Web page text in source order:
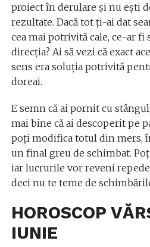
proiect în derulare şi nu eşti
rezultate. Dacă tot ţi-ai dat
cea mai potrivită cale, ce-ar fi
direcţia? Ai să vezi că exact
sens era soluţia potrivită
doreai.
E semn că ai pornit cu
mai bine că ai descoperit pe
poţi modifica totul din mers,
un final greu de schimbat.
iar lucrurile vor reveni
deci nu te teme de
HOROSCOP
IUNIE